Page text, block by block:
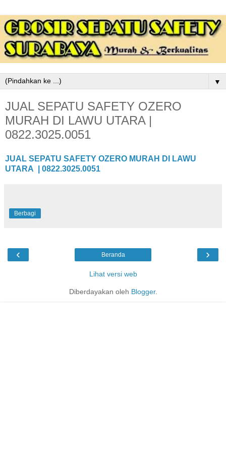
▼
JUAL SEPATU SAFETY OZERO
MURAH DI LAWU UTARA |
0822.3025.0051
JUAL SEPATU SAFETY OZERO MURAH DI LAWU
UTARA | 0822.3025.0051
Berbagi
‹ ›
Beranda
Lihat versi web
Diberdayakan oleh Blogger.